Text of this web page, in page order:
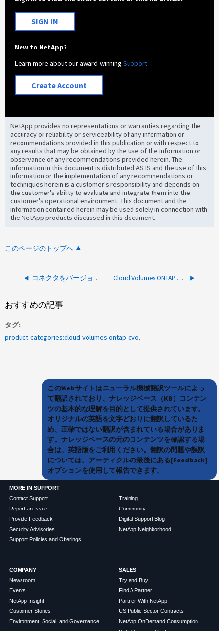
SIGN IN
New to NetApp?
Learn more about our award-winningSupport
Create Account
NetApp provides no representations or warranties regarding the
accuracy or reliability or serviceability of any information or
recommendations provided in this publication or with respect to
any results that may be obtained by the use of the information or
observance of any recommendations provided herein. The
information in this document is distributed AS IS and the use of this
information or the implementation of any recommendations or
techniques herein is a customer's responsibility and depends on
the customer's ability to evaluate and integrate them into the
customer's operational environment. This document and the
information contained herein may be used solely in connection with
the NetApp products discussed in this document.
このページのトップへ
コネクタをバージョン3.9.16にアップグレードした後、N/Aと表示されるCloud Volumes ONTAP ライセンス Cloud Volumes ONTAP のアップグレード時に Cloud Manager で NSS エラーが返されました
おすすめの記事
タグ
product-categories:cloud-volumes-ontap-cvo
このWebサイトはニューラル機械翻訳ツールによっ
て翻訳されており、ナレッジベース（KB）コンテン
ツの基本的な理解を目的として提供されています。
オリジナルの英語を文字どおりに翻訳しているた
め、正確ではない翻訳が含まれている場合がありま
す。ナレッジベースの元のコンテンツを確認する場
合は、英語版をご利用ください。翻訳の問題や誤訳
については、アーティクルの最後にある[Feedback]
オプションを使用して報告できます。
MORE IN SUPPORT
Contact Support
Report an Issue
Provide Feedback
Security Advisories
Support Policies and Offerings
Training
Community
Digital Support Blog
NetApp Neighborhood
COMPANY
Newsroom
Events
NetApp Insight
Customer Stories
Environment, Social, and Governance
SALES
Try and Buy
Find A Partner
Partner With NetApp
US Public Sector Contracts
NetApp OnDemand Consumption